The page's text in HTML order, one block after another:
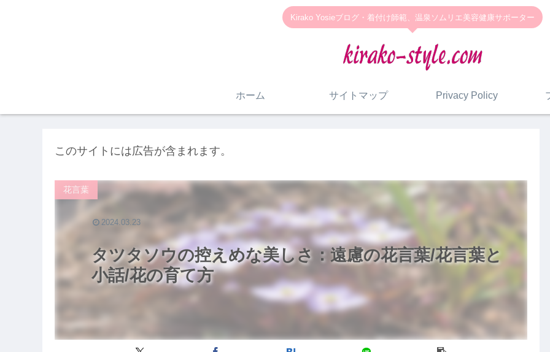
Kirako Yosieブログ・着付け師範、温泉ソムリエ美容健康サポーター
ホーム サイトマップ Privacy Policy
このサイトには広告が含まれます。
タツタソウの控えめな美しさ：遠慮の花言葉/花言葉と
小話/花の育て方
花言葉
2024.03.23